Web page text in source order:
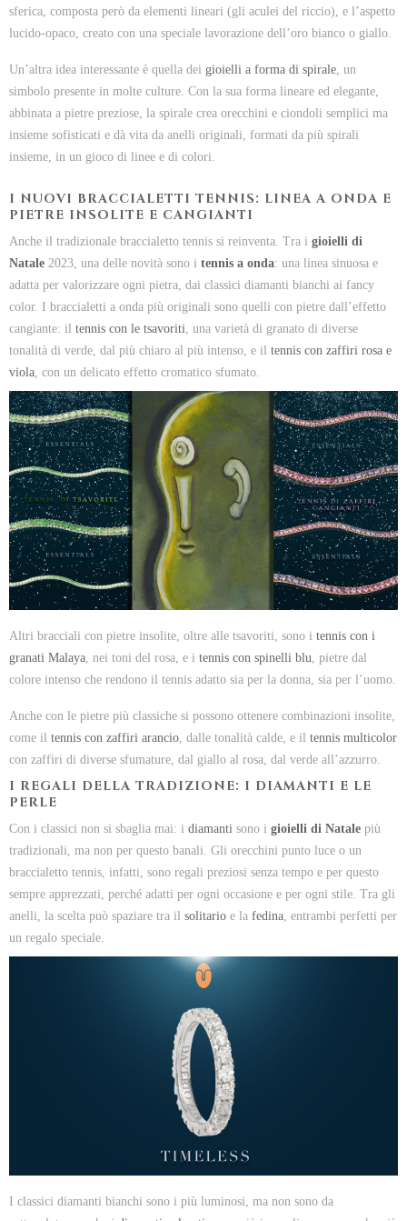
sferica, composta però da elementi lineari (gli aculei del riccio), e l’aspetto
lucido-opaco, creato con una speciale lavorazione dell’oro bianco o giallo.
Un’altra idea interessante è quella dei gioielli a forma di spirale , un
simbolo presente in molte culture. Con la sua forma lineare ed elegante,
abbinata a pietre preziose, la spirale crea orecchini e ciondoli semplici ma
insieme sofisticati e dà vita da anelli originali, formati da più spirali
insieme, in un gioco di linee e di colori.
I NUOVI BRACCIALETTI TENNIS: LINEA A ONDA E
PIETRE INSOLITE E CANGIANTI
Anche il tradizionale braccialetto tennis si reinventa. Tra i gioielli di
Natale 2023, una delle novità sono i tennis a onda: una linea sinuosa e
adatta per valorizzare ogni pietra, dai classici diamanti bianchi ai fancy
color. I braccialetti a onda più originali sono quelli con pietre dall’effetto
cangiante: il tennis con le tsavoriti, una varietà di granato di diverse
tonalità di verde, dal più chiaro al più intenso, e il tennis con zaffiri rosa e
viola, con un delicato effetto cromatico sfumato.
Altri bracciali con pietre insolite, oltre alle tsavoriti, sono i tennis con i
granati Malaya, nei toni del rosa, e i tennis con spinelli blu, pietre dal
colore intenso che rendono il tennis adatto sia per la donna, sia per l’uomo.
Anche con le pietre più classiche si possono ottenere combinazioni insolite,
come il tennis con zaffiri arancio , dalle tonalità calde, e il tennis multicolor
con zaffiri di diverse sfumature, dal giallo al rosa, dal verde all’azzurro.
I REGALI DELLA TRADIZIONE: I DIAMANTI E LE
PERLE
Con i classici non si sbaglia mai: i diamanti sono i gioielli di Natale più
tradizionali, ma non per questo banali. Gli orecchini punto luce o un
braccialetto tennis, infatti, sono regali preziosi senza tempo e per questo
sempre apprezzati, perché adatti per ogni occasione e per ogni stile. Tra gli
anelli, la scelta può spaziare tra il solitario e la fedina , entrambi perfetti per
un regalo speciale.
I classici diamanti bianchi sono i più luminosi, ma non sono da